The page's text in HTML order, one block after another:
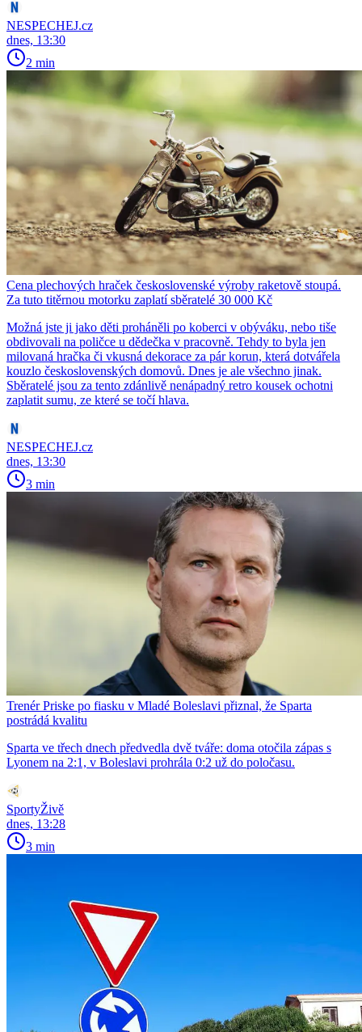
NESPECHEJ.cz
dnes, 13:30
2 min
Cena plechových hraček československé výroby raketově stoupá.
Za tuto titěrnou motorku zaplatí sběratelé 30 000 Kč
Možná jste ji jako děti proháněli po koberci v obýváku, nebo tiše
obdivovali na poličce u dědečka v pracovně. Tehdy to byla jen
milovaná hračka či vkusná dekorace za pár korun, která dotvářela
kouzlo československých domovů. Dnes je ale všechno jinak.
Sběratelé jsou za tento zdánlivě nenápadný retro kousek ochotni
zaplatit sumu, ze které se točí hlava.
NESPECHEJ.cz
dnes, 13:30
3 min
Trenér Priske po fiasku v Mladé Boleslavi přiznal, že Sparta
postrádá kvalitu
Sparta ve třech dnech předvedla dvě tváře: doma otočila zápas s
Lyonem na 2:1, v Boleslavi prohrála 0:2 už do poločasu.
SportyŽivě
dnes, 13:28
3 min